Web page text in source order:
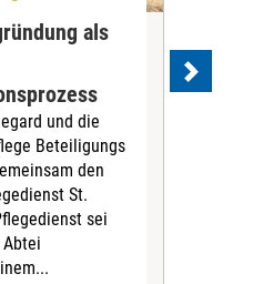
als
und die
Beteiligungs
den
St.
sei